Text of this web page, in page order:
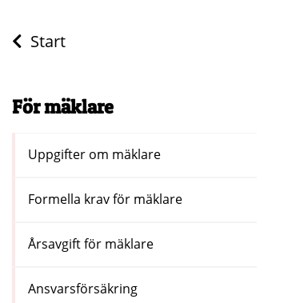
Start
För mäklare
Uppgifter om mäklare
Formella krav för mäklare
Årsavgift för mäklare
Ansvarsförsäkring